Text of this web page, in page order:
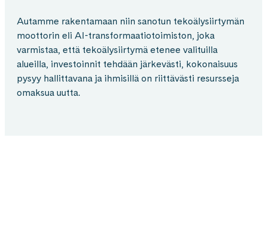
Autamme rakentamaan niin sanotun tekoälysiirtymän
moottorin eli AI-transformaatiotoimiston, joka
varmistaa, että tekoälysiirtymä etenee valituilla
alueilla, investoinnit tehdään järkevästi, kokonaisuus
pysyy hallittavana ja ihmisillä on riittävästi resursseja
omaksua uutta.